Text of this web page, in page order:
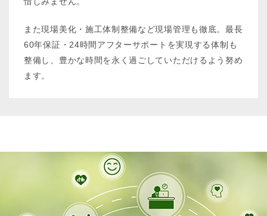
また現場美化・施工体制整備など現場管理も徹底。最長
60年保証・24時間アフターサポートを実現する体制も
整備し、豊かな時間を永く過ごしていただけるよう努め
ます。